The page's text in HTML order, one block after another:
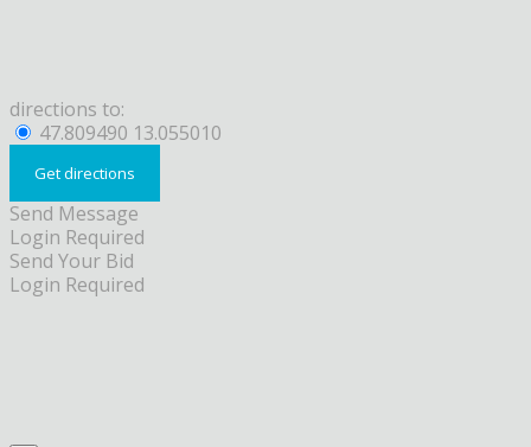
directions to:
47.809490 13.055010
Send Message
Login Required
Send Your Bid
Login Required